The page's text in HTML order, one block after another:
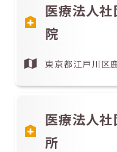
医療法人
院
東京都江戸川区
医療法人
所